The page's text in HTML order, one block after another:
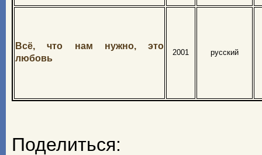
Всё, что нам нужно, это
любовь
2001 русский
Поделиться: